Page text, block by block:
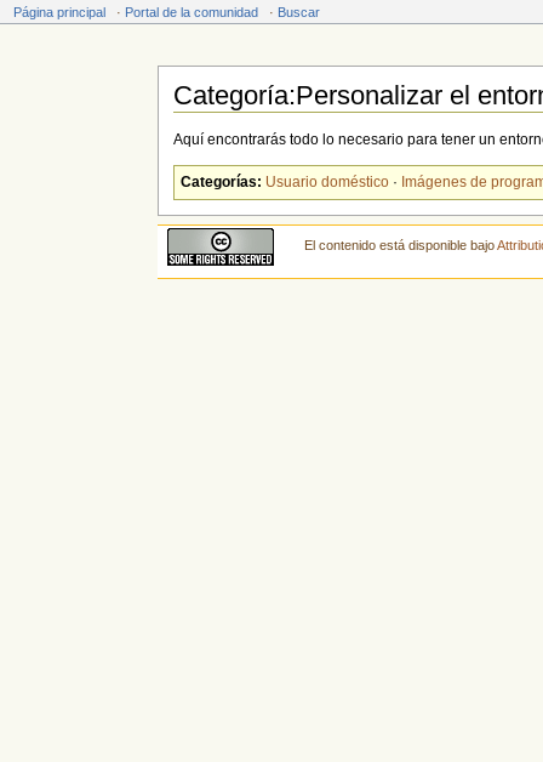
Página principal · Portal de la comunidad · Buscar
Categoría:Personalizar el
Aquí encontrarás todo lo necesario para tener un
Categorías: Usuario doméstico · Imágenes de
El contenido está disponible bajo